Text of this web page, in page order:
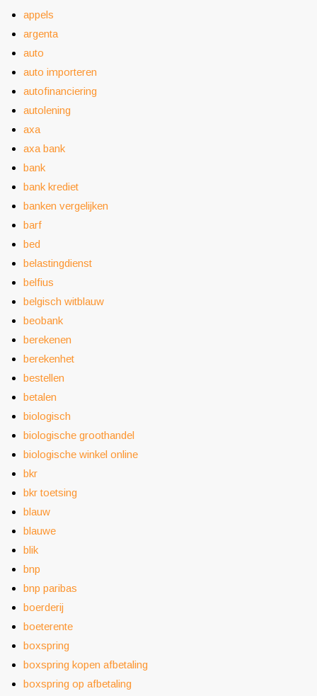
appels
argenta
auto
auto importeren
autofinanciering
autolening
axa
axa bank
bank
bank krediet
banken vergelijken
barf
bed
belastingdienst
belfius
belgisch witblauw
beobank
berekenen
berekenhet
bestellen
betalen
biologisch
biologische groothandel
biologische winkel online
bkr
bkr toetsing
blauw
blauwe
blik
bnp
bnp paribas
boerderij
boeterente
boxspring
boxspring kopen afbetaling
boxspring op afbetaling